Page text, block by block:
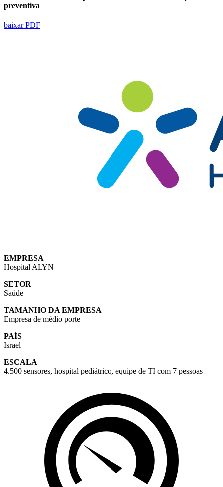
preventiva
baixar PDF
EMPRESA
Hospital ALYN
SETOR
Saúde
TAMANHO DA EMPRESA
Empresa de médio porte
PAÍS
Israel
ESCALA
4.500 sensores, hospital pediátrico, equipe de TI com 7 pessoas